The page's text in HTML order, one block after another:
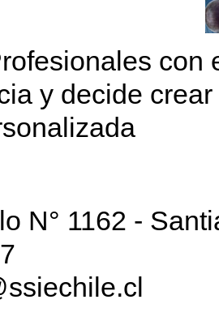
con
y decide
N° 1162 -